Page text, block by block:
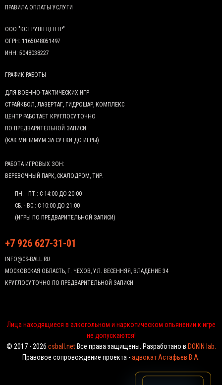
ПРАВИЛА ОПЛАТЫ УСЛУГИ
ООО "КС ГРУПП ЦЕНТР"
ОГРН: 1165048051497
ИНН: 5048038227
ГРАФИК РАБОТЫ
ДЛЯ ВОЕННО-ТАКТИЧЕСКИХ ИГР
СТРАЙКБОЛ, ЛАЗЕРТАГ, ГИДРОШАР, КОМПЛЕКС
ЦЕНТР РАБОТАЕТ КРУГЛОСУТОЧНО
ПО ПРЕДВАРИТЕЛЬНОЙ ЗАПИСИ
(КАК МИНИМУМ ЗА СУТКИ ДО ИГРЫ)
РАБОТА ИГРОВЫХ ЗОН:
ВЕРЕВОЧНЫЙ ПАРК, СКАЛОДРОМ, ТИР.
ПН. - ПТ.: С 14:00 ДО 20:00
СБ. - ВС.: С 10:00 ДО 21:00
(ИГРЫ ПО ПРЕДВАРИТЕЛЬНОЙ ЗАПИСИ)
+7 926 627-31-01
INFO@CS-BALL.RU
МОСКОВСКАЯ ОБЛАСТЬ, Г. ЧЕХОВ, УЛ. ВЕСЕННЯЯ, ВЛАДЕНИЕ 34
КРУГЛОСУТОЧНО ПО ПРЕДВАРИТЕЛЬНОЙ ЗАПИСИ
Лица находящиеся в алкогольном и наркотическом опьянении к игре
не допускаются!
© 2017 - 2026 csball.netВсе права защищены. Разработано в DOKIN lab.
Правовое сопровождение проекта -адвокат Астафьев В.А.